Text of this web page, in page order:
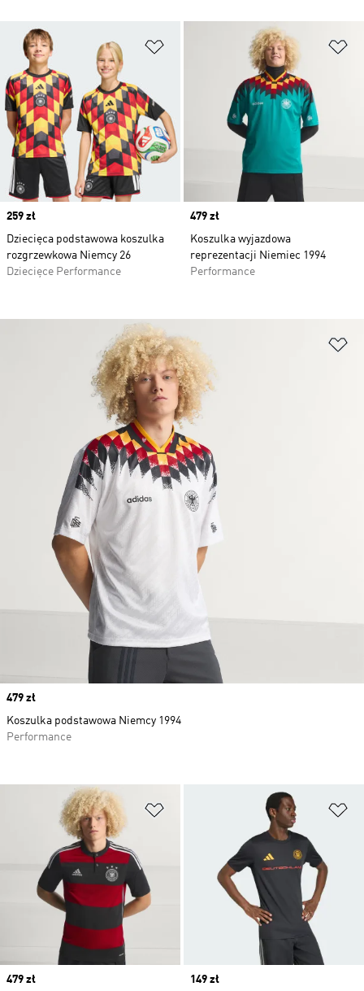
Dodaj do listy życzeń
Price
259 zł
Dziecięca podstawowa koszulka
rozgrzewkowa Niemcy 26
Dziecięce Performance
Price
479 zł
Koszulka wyjazdowa
reprezentacji Niemiec 1994
Performance
Dodaj do listy życzeń
Price
479 zł
Price
149 zł
Price
479 zł
Koszulka podstawowa Niemcy 1994
Performance